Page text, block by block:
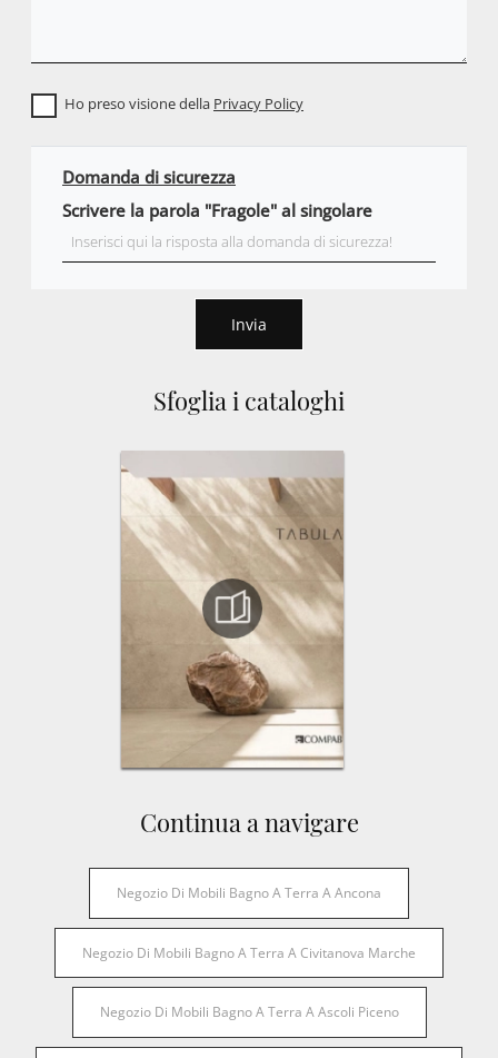
Sfoglia i cataloghi
Continua a navigare
Negozio Di Mobili Bagno A Terra A Ancona
Negozio Di Mobili Bagno A Terra A Civitanova Marche
Negozio Di Mobili Bagno A Terra A Ascoli Piceno
Ho preso visione della Privacy Policy
Domanda di sicurezza
Scrivere la parola "Fragole" al singolare
Invia